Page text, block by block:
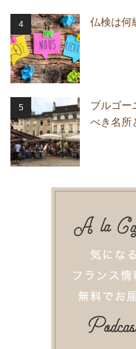
仏検は何
ブルゴー
べき名所